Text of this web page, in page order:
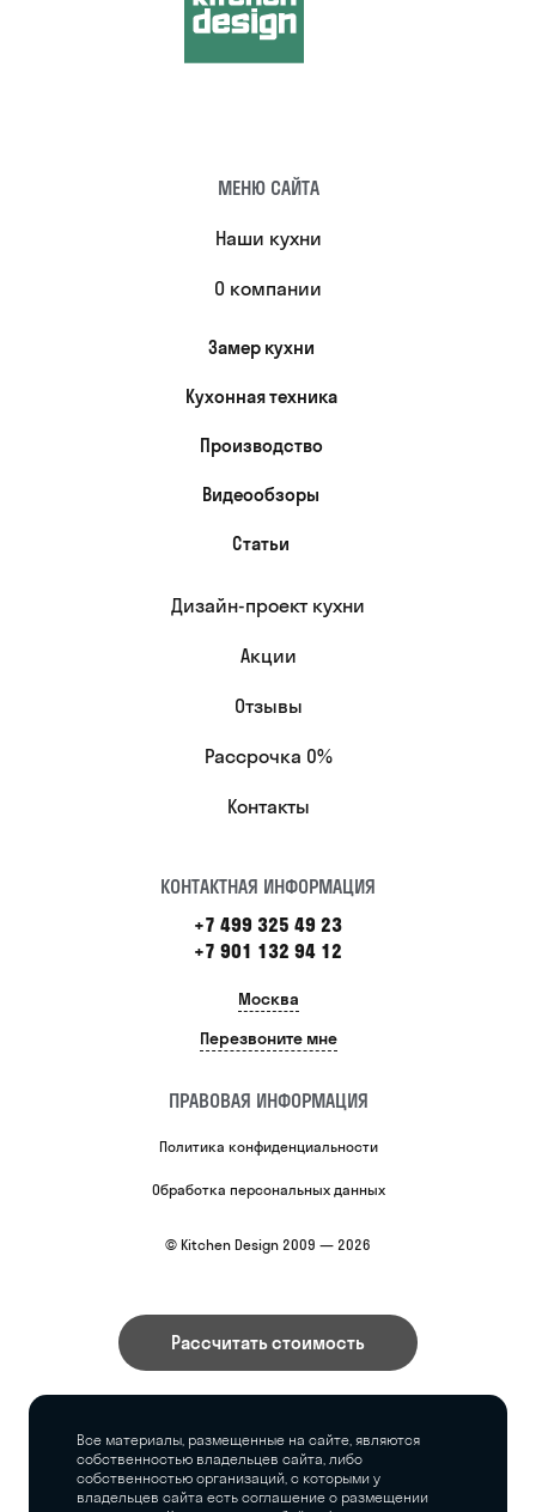
МЕНЮ САЙТА
Наши кухни
О компании
Замер кухни
Кухонная техника
Производство
Видеообзоры
Статьи
Дизайн-проект кухни
Акции
Отзывы
Рассрочка 0%
Контакты
КОНТАКТНАЯ ИНФОРМАЦИЯ
+7 499 325 49 23
+7 901 132 94 12
Москва
Перезвоните мне
ПРАВОВАЯ ИНФОРМАЦИЯ
Политика конфиденциальности
Обработка персональных данных
© Kitchen Design 2009 — 2026
Рассчитать стоимость
Все материалы, размещенные на сайте, являются
собственностью владельцев сайта, либо
собственностью организаций, с которыми у
владельцев сайта есть соглашение о размещении